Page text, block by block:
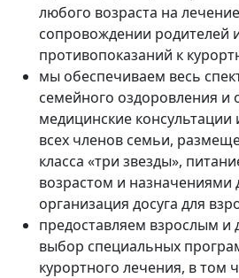
любого возраста на
сопровождении родителей
противопоказаний к
мы обеспечиваем весь
семейного оздоровления
медицинские консультации
всех членов семьи,
класса «три звезды»,
возрастом и назначениями
организация досуга для
предоставляем взрослым и
выбор специальных
курортного лечения, в том